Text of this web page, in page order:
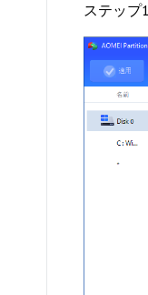
ステップ